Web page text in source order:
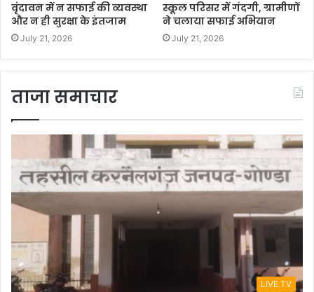
वृंदावन में न सफाई की व्यवस्था
और न ही सुरक्षा के इंतजाम
July 21, 2026
स्कूल परिसर में गंदगी, ग्रामीणों
ने चलाया सफाई अभियान
July 21, 2026
ताजा समाचार
LIVE TV